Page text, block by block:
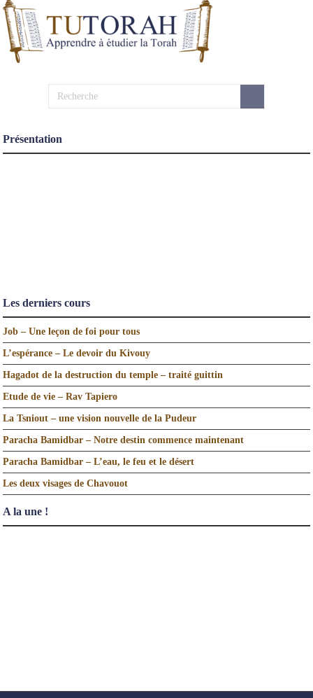
Présentation
Les derniers cours
Job – Une leçon de foi pour tous
L’espérance – Le devoir du Kivouy
Hagadot de la destruction du temple – traité guittin
Etude de vie – Rav Tapiero
La Tsniout – une vision nouvelle de la Pudeur
Paracha Bamidbar – Notre destin commence maintenant
Paracha Bamidbar – L’eau, le feu et le désert
Les deux visages de Chavouot
A la une !